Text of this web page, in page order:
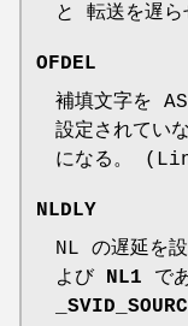
と 転送を遅ら
OFDEL
補填文字を
設定されて
になる。
NLDLY
NL の遅延を
よび NL1 で